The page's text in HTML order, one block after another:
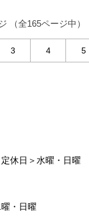
（全165ページ中）
3 4 5
定休日＞水曜・日曜
・日曜